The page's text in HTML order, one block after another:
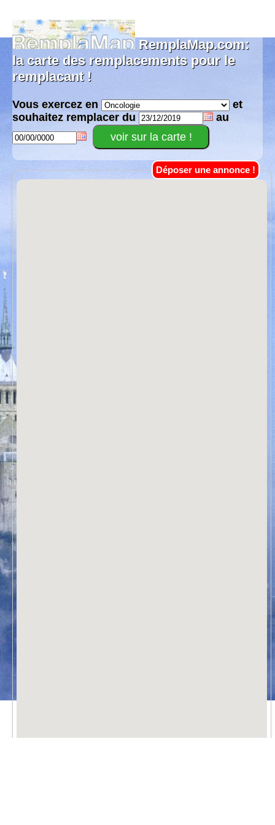
RemplaMap.com:
la carte des remplacements pour le
remplacant !
Vous exercez en
et
souhaitez remplacer du
au
Déposer une annonce !